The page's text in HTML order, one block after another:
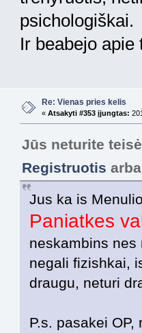
psichologiškai.
Ir beabejo
Re: Vienas pries kelis
« Atsakyti #353 įjungtas:
Jūs neturite
Registruotis
Jus ka is
Paniatkes
neskambins
negali fizishkai,
draugu, neturi
P.s. pasakei